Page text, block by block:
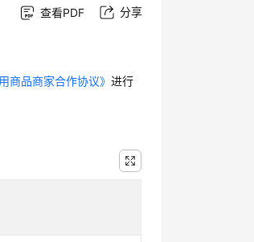
查看PDF 分享
商品商家合作协议》进行